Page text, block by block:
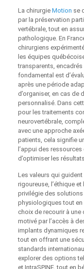
La chirurgie Motion se
par la préservation
vertébrale, tout en
pathologique. En
chirurgiens
les équipes
transparents,
fondamental est
après une période
d’organiser, en cas de
personnalisé. Dans
pour les traitements
neurovertébrale,
avec une approche
patients, cela signifie
l’appui des
d’optimiser les
Les valeurs qui
rigoureuse, l’éthique et
privilégie des
physiologiques tout
choix de recourir à une
motivé par l’accès à
implants dynamiques
tout en offrant une
standards
explorer des options
et IntraSPINE, tout en